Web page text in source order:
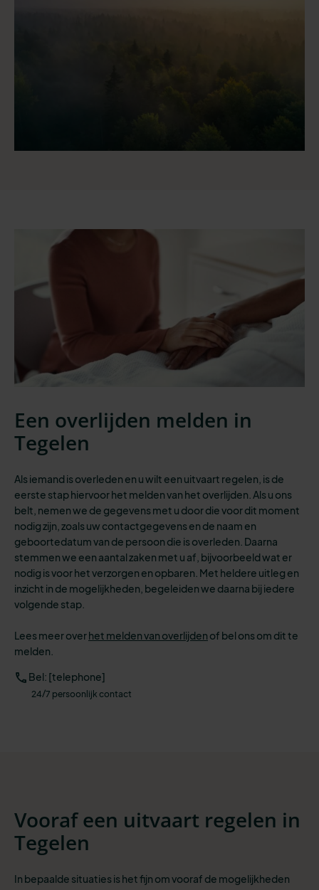
Een overlijden melden in
Tegelen
Als iemand is overleden en u wilt een uitvaart regelen, is de
eerste staphiervoor het melden van het overlijden. Als u ons
belt, nemen we de gegevens met u door die voor dit moment
nodig zijn, zoals uw contactgegevens en de naam en
geboortedatum van de persoon die is overleden. Daarna
stemmen we een aantal zaken met u af, bijvoorbeeld wat er
nodig is voor het verzorgen en opbaren. Met heldere uitleg en
inzicht in de mogelijkheden, begeleiden we daarna bij iedere
volgende stap.
Lees meer overhet melden van overlijden of bel ons om dit te
melden.
Bel: [telephone]
24/7 persoonlijk contact
Vooraf een uitvaart regelen in
Tegelen
In bepaalde situaties is het fijn om vooraf de mogelijkheden